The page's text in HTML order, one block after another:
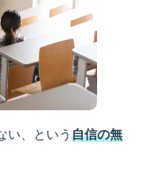
い、という 自信の無